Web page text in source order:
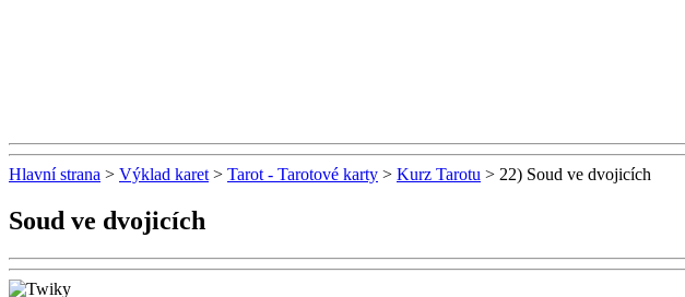
Hlavní strana > Výklad karet > Tarot - Tarotové karty > Kurz Tarotu > 22) Soud ve dvojicích
Soud ve dvojicích